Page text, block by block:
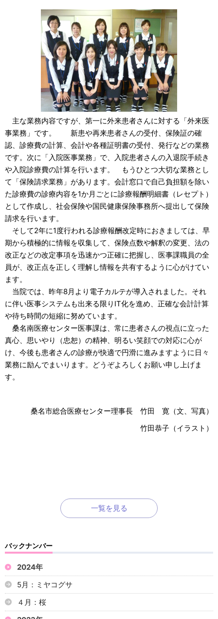
主な業務内容ですが、第一に外来患者さんに対する「外来医
事業務」です。 新患や再来患者さんの受付、保険証の確
認、診療費の計算、会計や各種証明書の受付、発行などの業務
です。次に「入院医事業務」で、入院患者さんの入退院手続き
や入院診療費の計算を行います。 もうひとつ大切な業務とし
て「保険請求業務」があります。会計窓口で自己負担額を除い
た診療費の診療内容を1か月ごとに診療報酬明細書（レセプト）
として作成し、社会保険や国民健康保険事務所へ提出して保険
請求を行います。
そして2年に1度行われる診療報酬改定時におきましては、早
期から積極的に情報を収集して、保険点数や解釈の変更、法の
改正などの改定事項を迅速かつ正確に把握し、医事課職員の全
員が、改正点を正しく理解し情報を共有するように心がけてい
ます。
当院では、昨年8月より電子カルテが導入されました。それ
に伴い医事システムも出来る限りIT化を進め、正確な会計計算
や待ち時間の短縮に努めています。
桑名南医療センター医事課は、常に患者さんの視点に立った
真心、思いやり（忠恕）の精神、明るい笑顔での対応に心が
け、今後も患者さんの診療が快適で円滑に進みますように日々
業務に励んでまいります。どうぞよろしくお願い申し上げま
す。
桑名市総合医療センター理事長 竹田 寛（文、写真）
竹田恭子（イラスト）
一覧を見る
バックナンバー
2024年
5月：ミヤコグサ
４月：桜